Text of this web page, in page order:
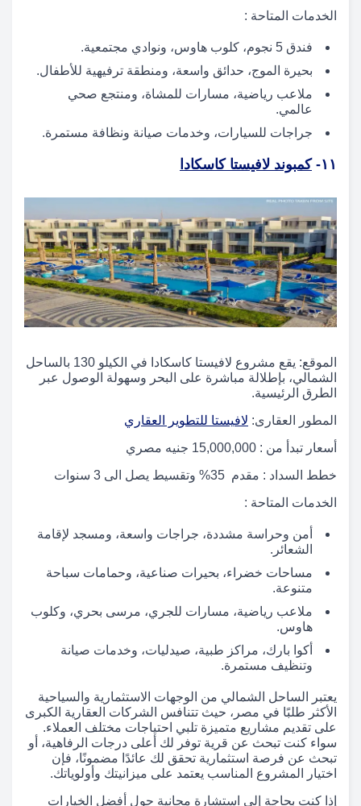
الخدمات المتاحة :
فندق 5 نجوم، كلوب هاوس، ونوادي مجتمعية.
بحيرة الموج، حدائق واسعة، ومنطقة ترفيهية للأطفال.
ملاعب رياضية، مسارات للمشاة، ومنتجع صحي
عالمي.
جراجات للسيارات، وخدمات صيانة ونظافة مستمرة.
١١- كمبوند لافيستا كاسكادا
الموقع: يقع مشروع لافيستا كاسكادا في الكيلو 130 بالساحل
الشمالي، بإطلالة مباشرة على البحر وسهولة الوصول عبر
الطرق الرئيسية.
المطور العقارى: لافيستا للتطوير العقاري
أسعار تبدأ من : 15,000,000 جنيه مصري
خطط السداد : مقدم 35% وتقسيط يصل الى 3 سنوات
الخدمات المتاحة :
أمن وحراسة مشددة، جراجات واسعة، ومسجد لإقامة
الشعائر.
مساحات خضراء، بحيرات صناعية، وحمامات سباحة
متنوعة.
ملاعب رياضية، مسارات للجري، مرسى بحري، وكلوب
هاوس.
أكوا بارك، مراكز طبية، صيدليات، وخدمات صيانة
وتنظيف مستمرة.
يعتبر الساحل الشمالي من الوجهات الاستثمارية والسياحية
الأكثر طلبًا في مصر، حيث تتنافس الشركات العقارية الكبرى
على تقديم مشاريع متميزة تلبي احتياجات مختلف العملاء.
سواء كنت تبحث عن قرية توفر لك أعلى درجات الرفاهية، أو
تبحث عن فرصة استثمارية تحقق لك عائدًا مضمونًا، فإن
اختيار المشروع المناسب يعتمد على ميزانيتك وأولوياتك.
إذا كنت بحاجة إلى استشارة مجانية حول أفضل الخيارات